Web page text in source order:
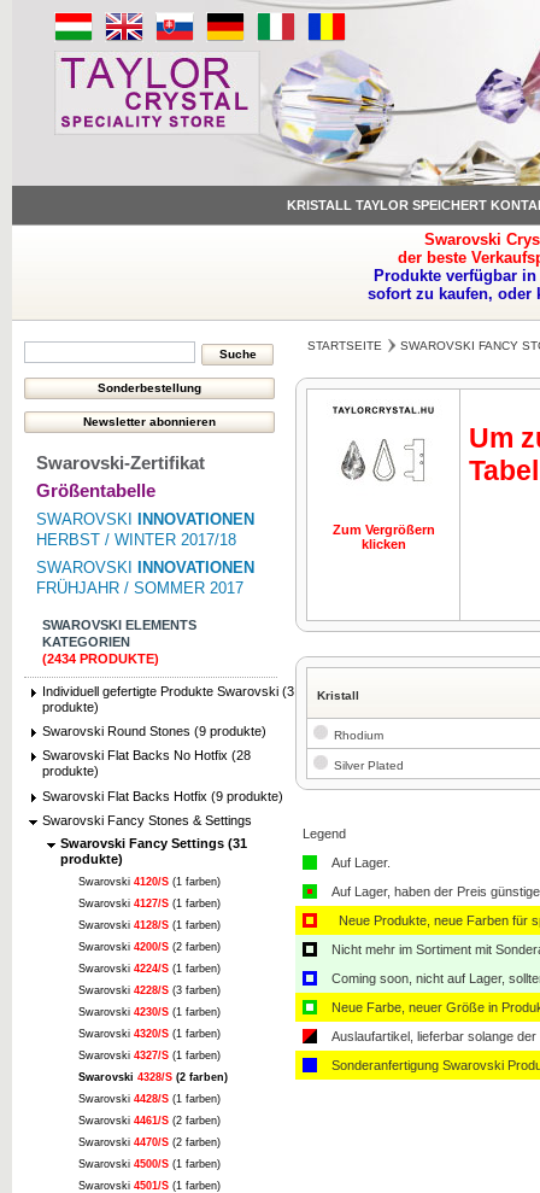
KRISTALL TAYLOR SPEICHERT
Swarovski
der beste
Produkte verfügbar
sofort zu kaufen, oder
Swarovski-Zertifikat
Größentabelle
SWAROVSKI
INNOVATIONEN
HERBST / WINTER 2017/18
SWAROVSKI
INNOVATIONEN
FRÜHJAHR / SOMMER 2017
SWAROVSKI ELEMENTS
KATEGORIEN
(2434 PRODUKTE)
Individuell gefertigte Produkte Swarovski (3
produkte)
Swarovski Round Stones (9 produkte)
Swarovski Flat Backs No Hotfix (28
produkte)
Swarovski Flat Backs Hotfix (9 produkte)
Swarovski Fancy Stones & Settings
Swarovski Fancy Settings (31
produkte)
Swarovski 4120/S (1 farben)
Swarovski 4127/S (1 farben)
Swarovski 4128/S (1 farben)
Swarovski 4200/S (2 farben)
Swarovski 4224/S (1 farben)
Swarovski 4228/S (3 farben)
Swarovski 4230/S (1 farben)
Swarovski 4320/S (1 farben)
Swarovski 4327/S (1 farben)
Swarovski 4328/S (2 farben)
Swarovski 4428/S (1 farben)
Swarovski 4461/S (2 farben)
Swarovski 4470/S (2 farben)
Swarovski 4500/S (1 farben)
Swarovski 4501/S (1 farben)
STARTSEITE SWAROVSKI FANCY
Zum Vergrößern
klicken
Um
Kristall
Rhodium
Silver Plated
Legend
Auf Lager.
Auf Lager, haben der Preis
Neue Produkte, neue Farben für
Nicht mehr im Sortiment mit
Coming soon, nicht auf Lager,
Neue Farbe, neuer Größe in
Auslaufartikel, lieferbar solange der
Sonderanfertigung Swarovski